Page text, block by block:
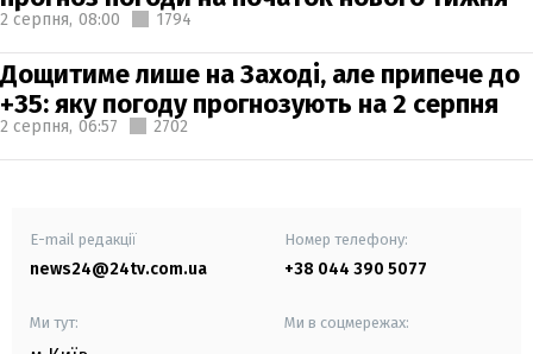
2 серпня, 08:00 1794
Дощитиме лише на Заході, але припече до
+35: яку погоду прогнозують на 2 серпня
2 серпня, 06:57 2702
E-mail редакції
news24@24tv.com.ua
Номер телефону:
+38 044 390 5077
Ми тут: Ми в соцмережах: